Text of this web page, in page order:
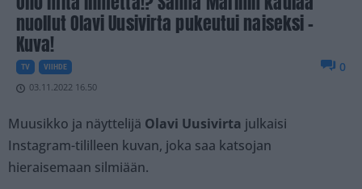
nuollut Olavi Uusivirta pukeutui naiseksi –
Kuva!
TV VIIHDE
03.11.2022 16.50
0
Muusikko ja näyttelijä Olavi Uusivirta julkaisi
Instagram-tililleen kuvan, joka saa katsojan
hieraisemaan silmiään.